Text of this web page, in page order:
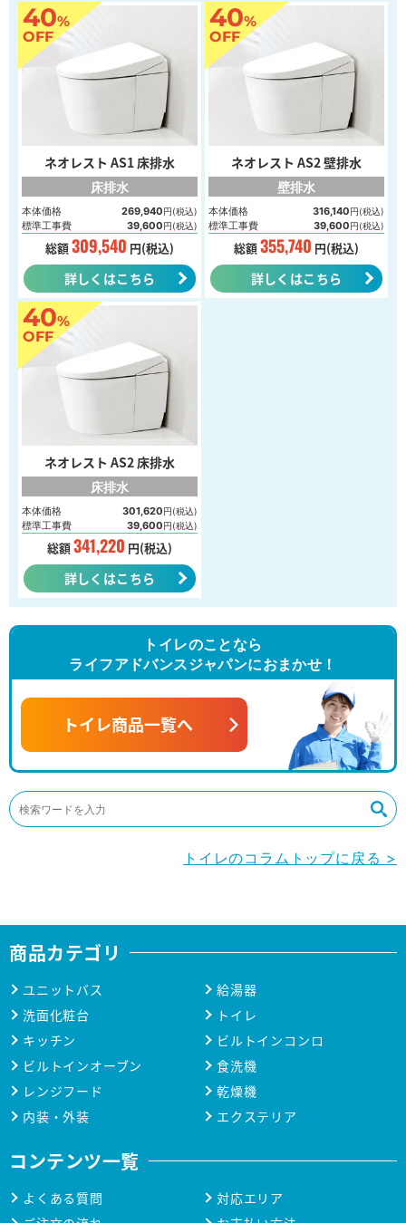
40%
OFF
ネオレスト AS1 床排水
床排水
本体価格 269,940円(税込)
標準工事費 39,600円(税込)
総額309,540 円(税込)
詳しくはこちら
40%
OFF
ネオレスト AS2 壁排水
壁排水
本体価格 316,140円(税込)
標準工事費 39,600円(税込)
総額355,740 円(税込)
詳しくはこちら
40%
OFF
ネオレスト AS2 床排水
床排水
本体価格 301,620円(税込)
標準工事費 39,600円(税込)
総額341,220 円(税込)
詳しくはこちら
トイレのことなら
ライフアドバンスジャパンにおまかせ！
トイレ商品一覧へ
トイレのコラムトップに戻る >
商品カテゴリ
ユニットバス
給湯器
洗面化粧台
トイレ
キッチン
ビルトインコンロ
ビルトインオーブン
食洗機
レンジフード
乾燥機
内装・外装
エクステリア
コンテンツ一覧
よくある質問
対応エリア